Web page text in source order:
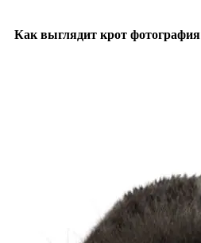
Как выглядит крот фотография